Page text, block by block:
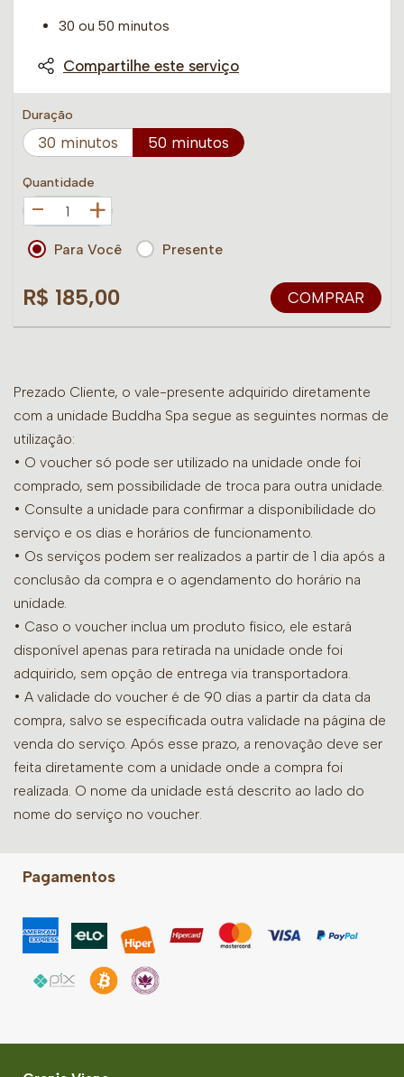
30 ou 50 minutos
Compartilhe este serviço
Duração
30 minutos 50 minutos
Quantidade
+
Para Você Presente
R$ 185,00 COMPRAR
Prezado Cliente, o vale-presente adquirido diretamente
com a unidade Buddha Spa segue as seguintes normas de
utilização:
• O voucher só pode ser utilizado na unidade onde foi
comprado, sem possibilidade de troca para outra unidade.
• Consulte a unidade para confirmar a disponibilidade do
serviço e os dias e horários de funcionamento.
• Os serviços podem ser realizados a partir de 1 dia após a
conclusão da compra e o agendamento do horário na
unidade.
• Caso o voucher inclua um produto físico, ele estará
disponível apenas para retirada na unidade onde foi
adquirido, sem opção de entrega via transportadora.
• A validade do voucher é de 90 dias a partir da data da
compra, salvo se especificada outra validade na página de
venda do serviço. Após esse prazo, a renovação deve ser
feita diretamente com a unidade onde a compra foi
realizada. O nome da unidade está descrito ao lado do
nome do serviço no voucher.
Pagamentos